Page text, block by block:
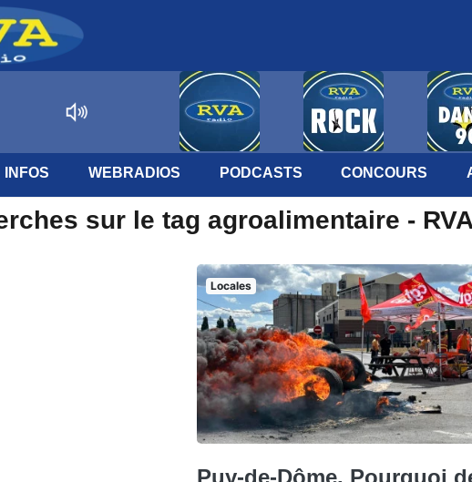
INFOS WEBRADIOS PODCASTS CONCOURS
sur le tag agroalimentaire - RVA
Locales
Puy-de-Dôme. Pourquoi